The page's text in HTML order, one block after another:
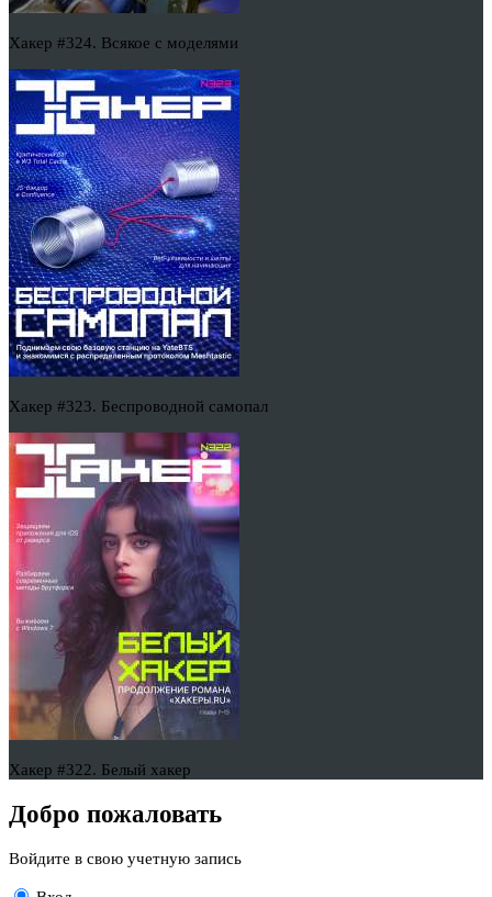
Хакер #324. Всякое с моделями
Хакер #323. Беспроводной самопал
Хакер #322. Белый хакер
Добро пожаловать
Войдите в свою учетную запись